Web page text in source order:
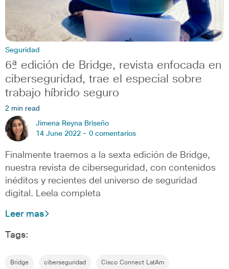
Seguridad
6ª edición de Bridge, revista enfocada en
ciberseguridad, trae el especial sobre
trabajo híbrido seguro
2 min read
Jimena Reyna Briseño
14 June 2022 - 0 comentarios
Finalmente traemos a la sexta edición de Bridge,
nuestra revista de ciberseguridad, con contenidos
inéditos y recientes del universo de seguridad
digital. Leela completa
Leer mas
Tags:
Bridge ciberseguridad Cisco Connect LatAm